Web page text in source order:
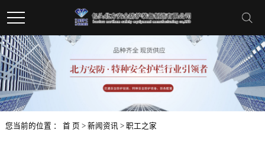
您当前的位置 ： 首 页 > 新闻资讯 > 职工之家